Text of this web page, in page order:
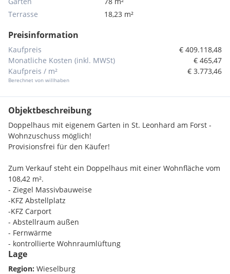
Terrasse
18,23 m²
Preisinformation
Kaufpreis
€ 409.118,48
Monatliche Kosten (inkl. MWSt)
€ 465,47
Kaufpreis / m²
Berechnet von willhaben
€ 3.773,46
Objektbeschreibung
Doppelhaus mit eigenem Garten in St. Leonhard am Forst -
Wohnzuschuss möglich!
Provisionsfrei für den Käufer!
Zum Verkauf steht ein Doppelhaus mit einer Wohnfläche vom
108,42 m².
- Ziegel Massivbauweise
-KFZ Abstellplatz
-KFZ Carport
- Abstellraum außen
- Fernwärme
- kontrollierte Wohnraumlüftung
- 4 Zimmer, zwei Geschoße und Keller
- eigener Garten 78m²
Lage
Region: Wieselburg